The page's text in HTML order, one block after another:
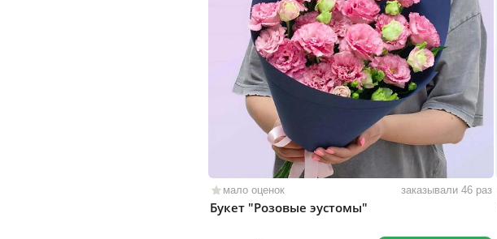
мало оценок заказывали 46 раз
Букет "Розовые эустомы"